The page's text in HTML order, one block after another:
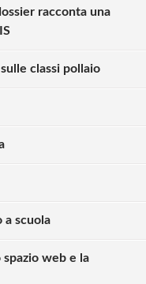
racconta una
classi pollaio
a scuola
spazio web e la